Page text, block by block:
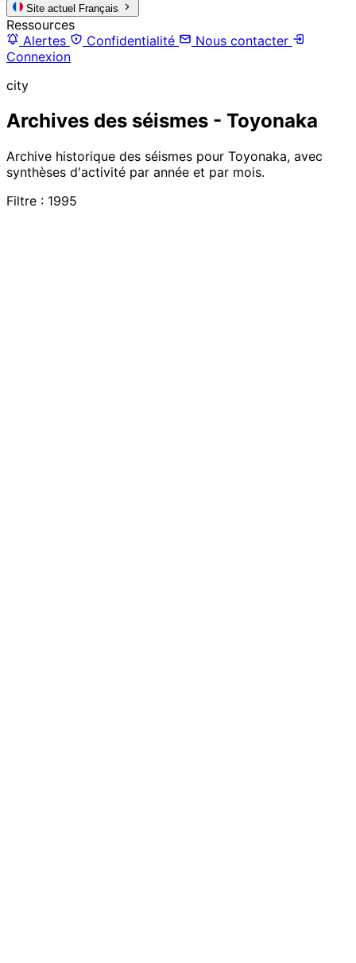
Site actuel Français
Ressources
Alertes
Confidentialité
Nous contacter
Connexion
city
Archives des séismes - Toyonaka
Archive historique des séismes pour Toyonaka, avec
synthèses d'activité par année et par mois.
Filtre : 1995